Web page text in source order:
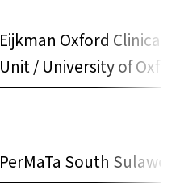
Eijkman Oxford Clinical
Unit / University of
PerMaTa South Sulawesi